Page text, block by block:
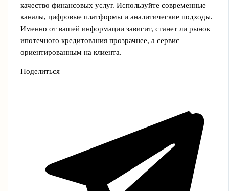
качество финансовых услуг. Используйте современные
каналы, цифровые платформы и аналитические подходы.
Именно от вашей информации зависит, станет ли рынок
ипотечного кредитования прозрачнее, а сервис —
ориентированным на клиента.
Поделиться